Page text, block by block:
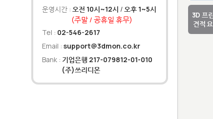
3D 프
견적
운영시간 : 오전 10시~12시 /오후 1~5시
(주말 / 공휴일 휴무)
Tel : 02-546-2617
Email : support@3dmon.co.kr
Bank : 기업은행 217-079812-01-010
(주)쓰리디몬